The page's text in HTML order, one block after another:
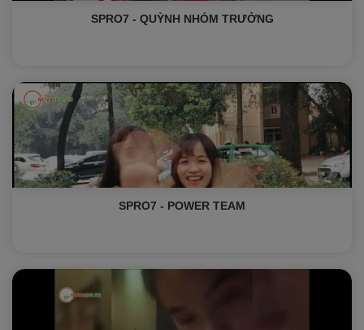
SPRO7 - QUỲNH NHÓM TRƯỞNG
SPRO7 - POWER TEAM